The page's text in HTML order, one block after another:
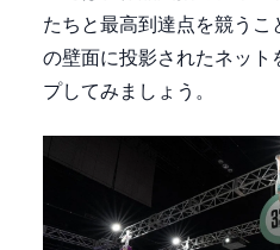
たちと最高到達点を競う
の壁面に投影されたネット
プしてみましょう。